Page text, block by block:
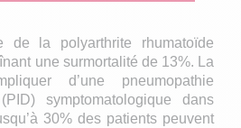
de la polyarthrite rhumatoïde
une surmortalité de 13%. La
d’une pneumopathie
symptomatologique dans
30% des patients peuvent